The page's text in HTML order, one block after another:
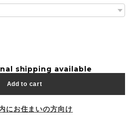
shipping available
Add to cart
にお住まいの方向け